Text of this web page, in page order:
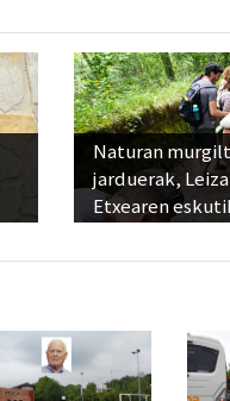
Naturan
jarduerak,
Etxearen